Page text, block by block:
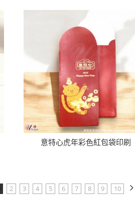
意特心虎年彩色紅包袋印刷
2 3 4 5 6 7 8 9 10